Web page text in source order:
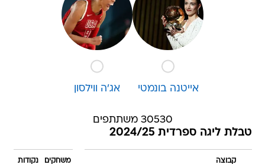
אייטנה בונמטי אג'ה ווילסון
30530 משתתפים
טבלת ליגה ספרדית 2024/25
קבוצה משחקים נקודות